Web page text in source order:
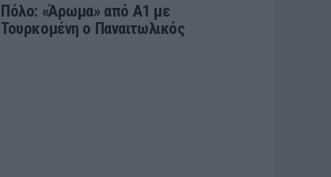
Πόλο: «Άρωμα» από Α1 με
Τουρκομένη ο Παναιτωλικός